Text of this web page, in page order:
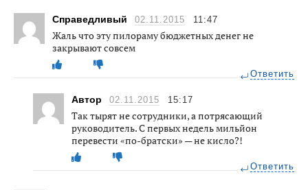
Справедливый 02.11.2015 11:47
Жаль что эту пилораму бюджетных денег не
закрывают совсем
Ответить
Автор 02.11.2015 15:17
Так тырят не сотрудники, а потрясающий
руководитель. С первых недель мильйон
перевести «по-братски» — не кисло?!
Ответить